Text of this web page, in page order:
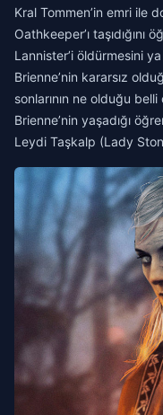
Kral Tommen’in emri ile
Oathkeeper’ı
Lannister’i öldürmesini
Brienne’nin kararsız
sonlarının ne olduğu belli
Brienne’nin yaşadığı
Leydi Taşkalp (Lady